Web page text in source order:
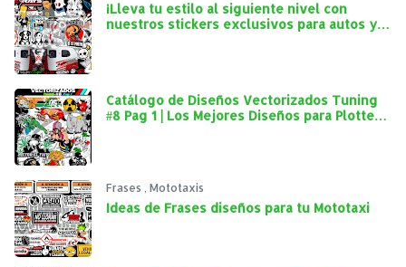
¡Lleva tu estilo al siguiente nivel con
nuestros stickers exclusivos para autos y
Catálogo de Diseños Vectorizados Tuning
#8 Pag 1 | Los Mejores Diseños para Plotter
Frases , Mototaxis
Ideas de Frases diseños para tu Mototaxi